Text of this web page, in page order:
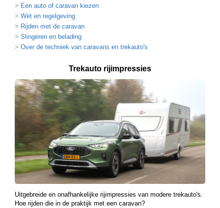
Een auto of caravan kiezen
Wet en regelgeving
Rijden met de caravan
Slingeren en belading
Over de techniek van caravans en trekauto's
Trekauto rijimpressies
Uitgebreide en onafhankelijke rijimpressies van modere trekauto's.
Hoe rijden die in de praktijk met een caravan?